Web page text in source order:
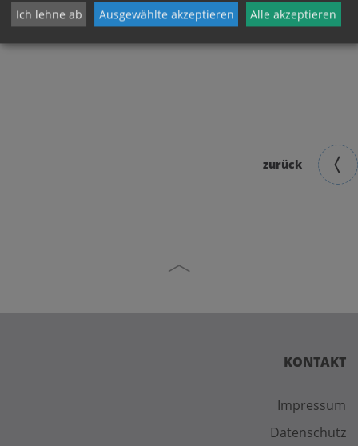
zurück
KONTAKT
Impressum
Datenschutz
Ich lehne ab Ausgewählte akzeptieren Alle akzeptieren